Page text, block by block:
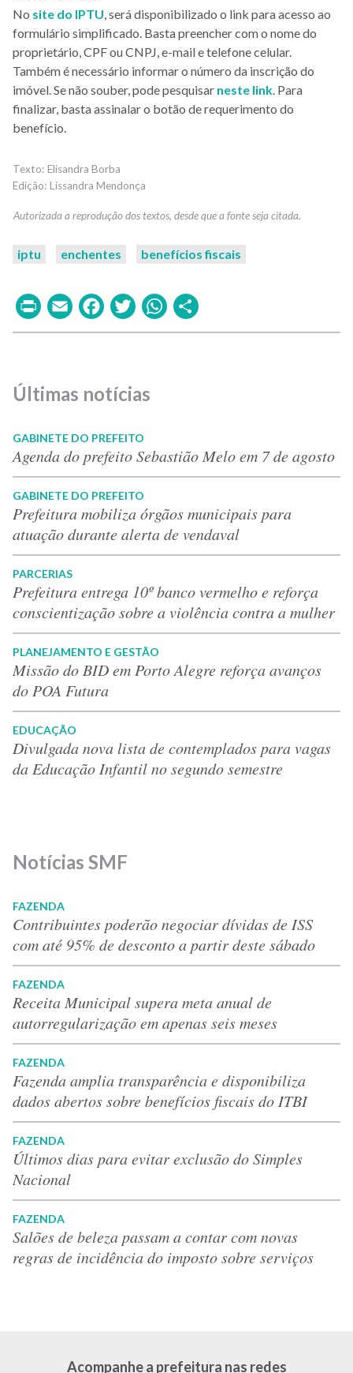
No site do IPTU , será disponibilizado o link para acesso ao
formulário simplificado. Basta preencher com o nome do
proprietário, CPF ou CNPJ, e-mail e telefone celular.
Também é necessário informar o número da inscrição do
imóvel. Se não souber, pode pesquisar neste link . Para
finalizar, basta assinalar o botão de requerimento do
benefício.
Elisandra Borba
Lissandra Mendonça
iptu enchentes benefícios fiscais
PrintEmailFacebook
TwitterWhatsApp
Últimas notícias
GABINETE DO PREFEITO
Agenda do prefeito Sebastião Melo em 7 de agosto
GABINETE DO PREFEITO
Prefeitura mobiliza órgãos municipais para
atuação durante alerta de vendaval
PARCERIAS
Prefeitura entrega 10º banco vermelho e reforça
conscientização sobre a violência contra a mulher
PLANEJAMENTO E GESTÃO
Missão do BID em Porto Alegre reforça avanços
do POA Futura
EDUCAÇÃO
Divulgada nova lista de contemplados para vagas
da Educação Infantil no segundo semestre
Notícias SMF
FAZENDA
Contribuintes poderão negociar dívidas de ISS
com até 95% de desconto a partir deste sábado
FAZENDA
Receita Municipal supera meta anual de
autorregularização em apenas seis meses
FAZENDA
Fazenda amplia transparência e disponibiliza
dados abertos sobre benefícios fiscais do ITBI
FAZENDA
Últimos dias para evitar exclusão do Simples
Nacional
FAZENDA
Salões de beleza passam a contar com novas
regras de incidência do imposto sobre serviços
Acompanhe a prefeitura nas redes